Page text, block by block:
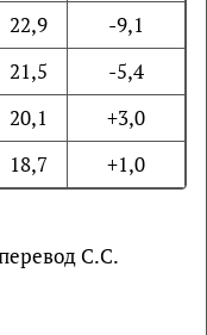
22,9
-9,1
21,5
-5,4
20,1
+3,0
18,7 +1,0
С.С.